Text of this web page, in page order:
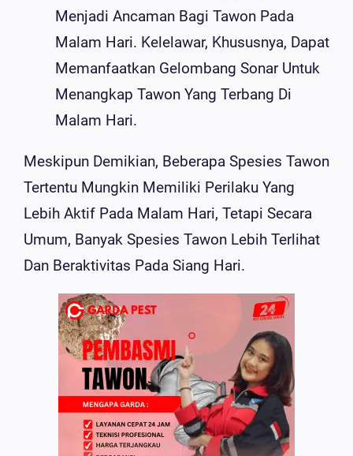
Menjadi Ancaman Bagi Tawon Pada
Malam Hari. Kelelawar, Khususnya, Dapat
Memanfaatkan Gelombang Sonar Untuk
Menangkap Tawon Yang Terbang Di
Malam Hari.
Meskipun Demikian, Beberapa Spesies Tawon
Tertentu Mungkin Memiliki Perilaku Yang
Lebih Aktif Pada Malam Hari, Tetapi Secara
Umum, Banyak Spesies Tawon Lebih Terlihat
Dan Beraktivitas Pada Siang Hari.